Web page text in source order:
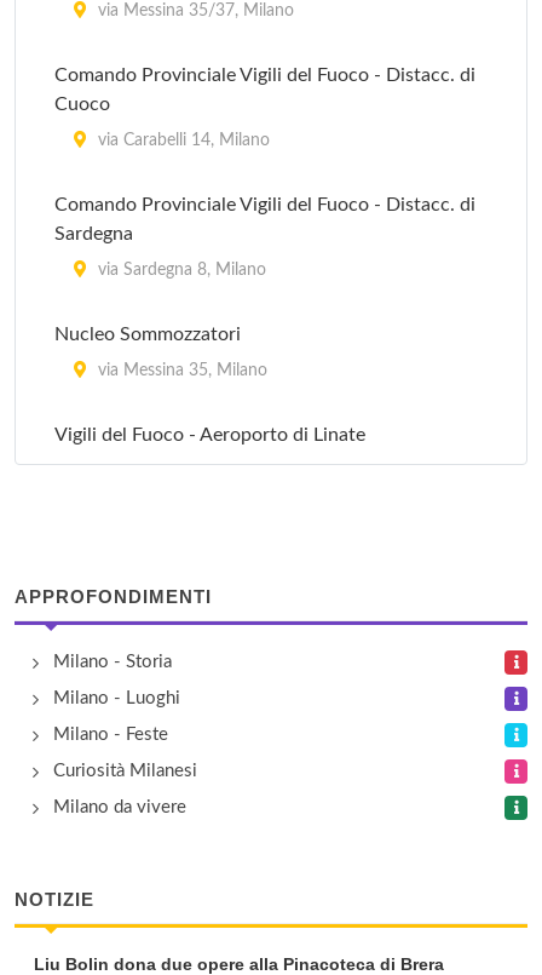
via Ruggero Bonghi 3/7, Milano
Ufficio Postale - Milano Villaggio Garbagnate
Ufficio Postale 1
via Cogne 14, Milano
via Messina 35/37, Milano
Comando Provinciale Vigili del Fuoco - Distacc. di
Cuoco
via Carabelli 14, Milano
Comando Provinciale Vigili del Fuoco - Distacc. di
Sardegna
via Sardegna 8, Milano
Nucleo Sommozzatori
via Messina 35, Milano
Vigili del Fuoco - Aeroporto di Linate
via Carlo Roberto Darwin 5, Milano
APPROFONDIMENTI
Milano - Storia
Milano - Luoghi
Milano - Feste
Curiosità Milanesi
Milano da vivere
NOTIZIE
Liu Bolin dona due opere alla Pinacoteca di Brera